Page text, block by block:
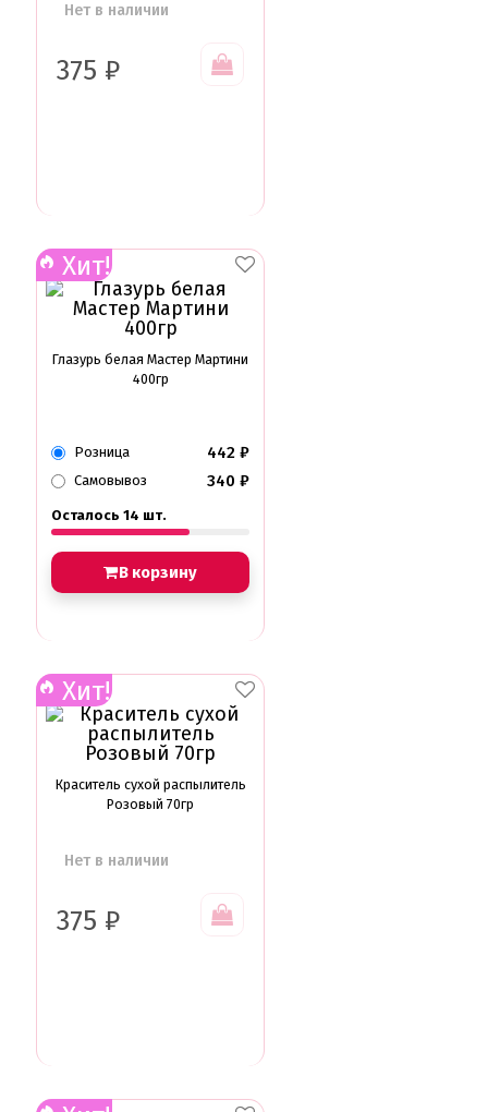
Нет в наличии
375 ₽
Хит!
Глазурь белая Мастер Мартини
400гр
Розница 442 ₽
Самовывоз 340 ₽
Осталось 14 шт.
В корзину
Хит!
Краситель сухой распылитель
Розовый 70гр
Нет в наличии
375 ₽